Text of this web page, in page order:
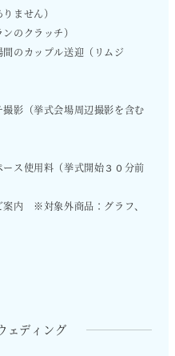
ません）
のクラッチ）
のカップル送迎（リムジ
影（挙式会場周辺撮影を含む
ス使用料（挙式開始３０分前
案内 ※対象外商品：グラフ、
ェディング